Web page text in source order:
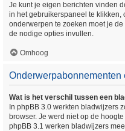
Je kunt je eigen berichten vinden
in het gebruikerspaneel te klikken,
onderwerpen te zoeken moet je
de nodige opties invullen.
Omhoog
Onderwerpabonnementen
Wat is het verschil tussen een
In phpBB 3.0 werkten bladwijzers
browser. Je werd niet op de
phpBB 3.1 werken bladwijzers